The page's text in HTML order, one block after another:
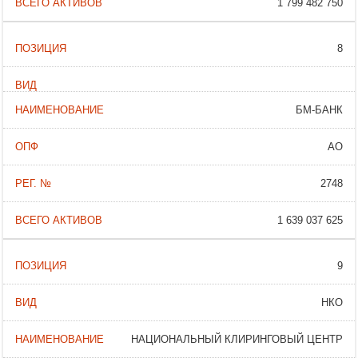
1 799 482 750
8
БМ-БАНК
АО
2748
1 639 037 625
9
НКО
НАЦИОНАЛЬНЫЙ КЛИРИНГОВЫЙ ЦЕНТР